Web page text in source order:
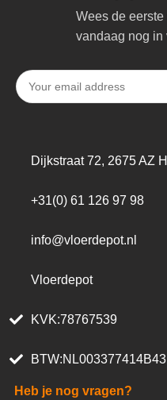
Wees de
vandaag nog in
Dijkstraat 72, 2675 AZ
+31(0) 61 126 97 98
info@vloerdepot.nl
Vloerdepot
KVK:78767539
BTW:NL003377414B43
Heb je nog vragen?